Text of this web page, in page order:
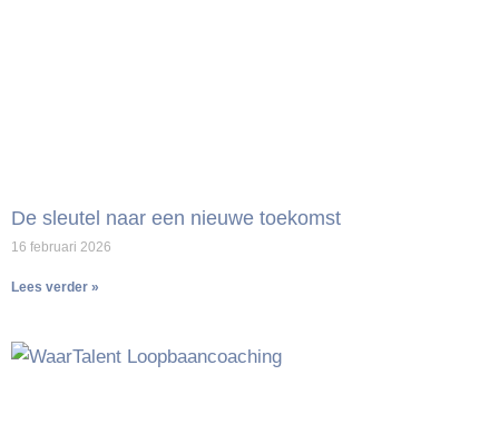
De sleutel naar een nieuwe toekomst
16 februari 2026
Lees verder »